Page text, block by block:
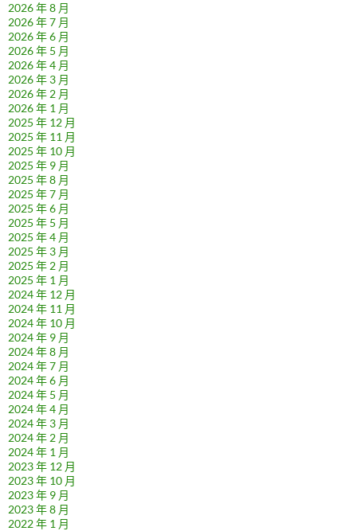
2026 年 8 月
2026 年 7 月
2026 年 6 月
2026 年 5 月
2026 年 4 月
2026 年 3 月
2026 年 2 月
2026 年 1 月
2025 年 12 月
2025 年 11 月
2025 年 10 月
2025 年 9 月
2025 年 8 月
2025 年 7 月
2025 年 6 月
2025 年 5 月
2025 年 4 月
2025 年 3 月
2025 年 2 月
2025 年 1 月
2024 年 12 月
2024 年 11 月
2024 年 10 月
2024 年 9 月
2024 年 8 月
2024 年 7 月
2024 年 6 月
2024 年 5 月
2024 年 4 月
2024 年 3 月
2024 年 2 月
2024 年 1 月
2023 年 12 月
2023 年 10 月
2023 年 9 月
2023 年 8 月
2022 年 1 月